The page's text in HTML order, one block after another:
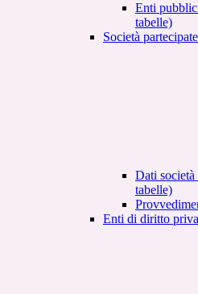
Enti
tabelle)
Società partecipate
Dati società
tabelle)
Enti di diritto